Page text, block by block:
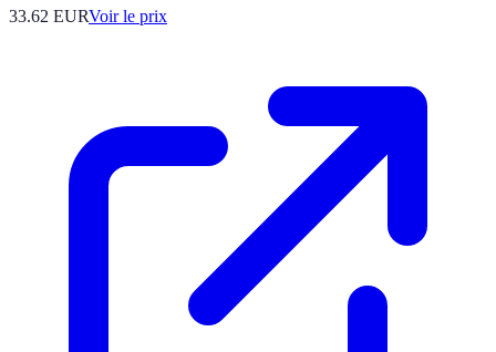
33.62 EURVoir le prix